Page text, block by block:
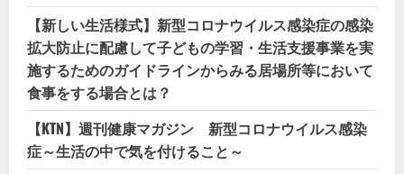
【新しい生活様式】新型コロナウイルス感染症の感染
拡大防止に配慮して子どもの学習・生活支援事業を実
施するためのガイドラインからみる居場所等において
食事をする場合とは？
【KTN】週刊健康マガジン 新型コロナウイルス感染
症～生活の中で気を付けること～